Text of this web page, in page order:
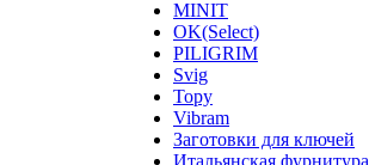
MINIT
OK(Select)
PILIGRIM
Svig
Topy
Vibram
Заготовки для ключей
Итальянская фурнитура